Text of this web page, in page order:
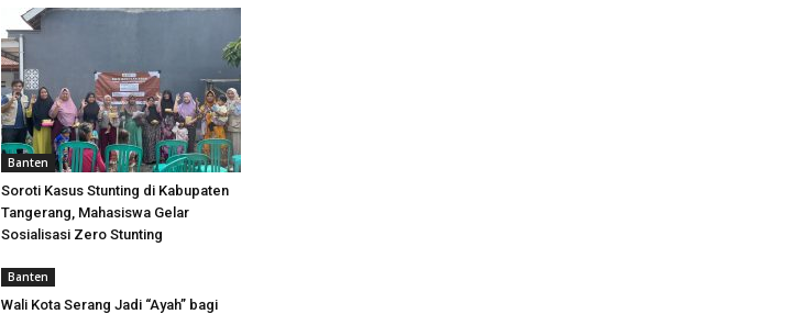
Banten
Soroti Kasus Stunting di Kabupaten
Tangerang, Mahasiswa Gelar
Sosialisasi Zero Stunting
Banten
Wali Kota Serang Jadi “Ayah” bagi